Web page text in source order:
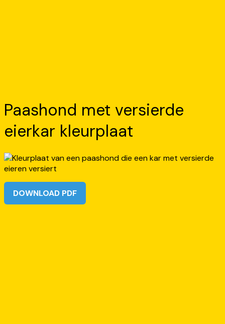
Paashond met versierde
eierkar kleurplaat
DOWNLOAD PDF